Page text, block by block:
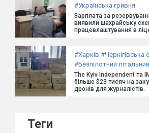
#Українська гривня
Зарплата за
виявили шахрайську
працевлаштування в
#Харків #Чернігівська
#Безпілотний
The Kyiv Independent та
більше $23 тисяч на
дронів для журналістів.
Теги